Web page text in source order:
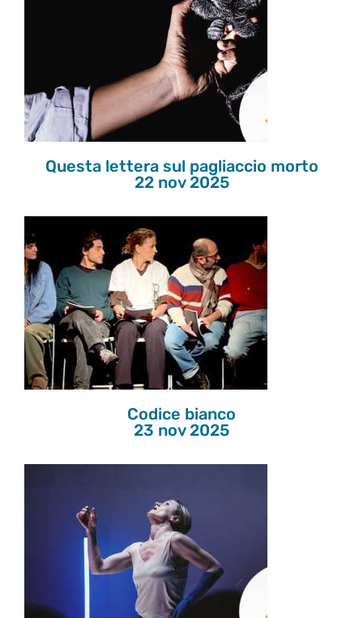
Questa lettera sul pagliaccio morto
22 nov 2025
Questa lettera sul pagliaccio morto
22 nov 2025
Codice bianco
23 nov 2025
Codice bianco
23 nov 2025
I’ve Loss Of Attention
23 nov 2025